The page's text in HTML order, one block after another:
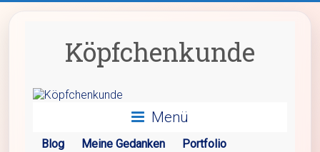
Köpfchenkunde
Menü
Blog Meine Gedanken
Portfolio